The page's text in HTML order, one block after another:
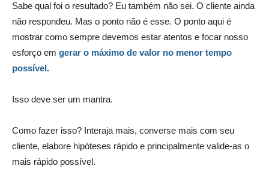
Sabe qual foi o resultado? Eu também não sei. O cliente ainda
não respondeu. Mas o ponto não é esse. O ponto aqui é
mostrar como sempre devemos estar atentos e focar nosso
esforço em gerar o máximo de valor no menor tempo
possível.
Isso deve ser um mantra.
Como fazer isso? Interaja mais, converse mais com seu
cliente, elabore hipóteses rápido e principalmente valide-as o
mais rápido possível.